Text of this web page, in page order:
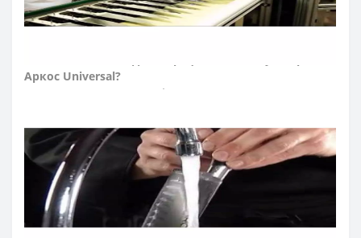
детей месте.
Аркос Universal?
В коллекцию вошли профессиональные ножи мясника:
снятия шкур, нож филейный, нож секач, топор для
мяса, а также шеф-ножи, японские ножи, ножи Сантоку,
поварские ножи, ножи для овощей и фруктов, овощные
ножи, ножи для нарезки, ножи для рыбы, ножи для
салями, ножи для хлеба, ножи для хамона, нож для
шаурмы.